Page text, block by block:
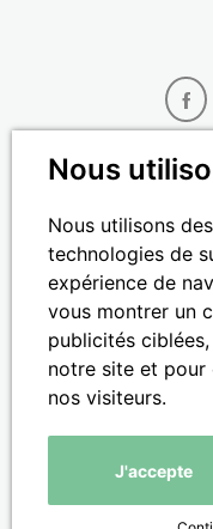
Nous
Nous utilisons
technologies de
expérience de
vous montrer un
publicités
notre site et pour
nos visiteurs.
J'accepte
Plan du site